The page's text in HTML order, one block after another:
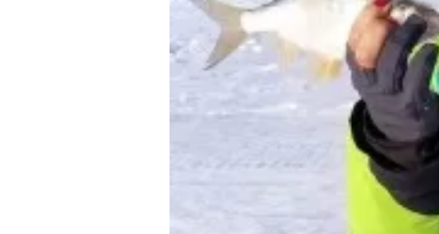
агентств Алтайского края
Обращения граждан